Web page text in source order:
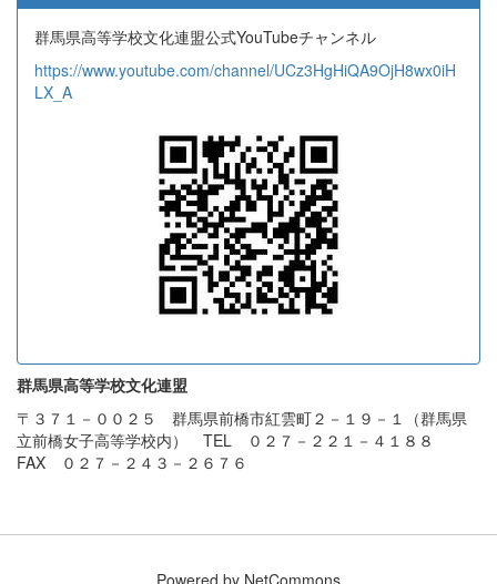
群馬県高等学校文化連盟公式YouTubeチャンネル
https://www.youtube.com/channel/UCz3HgHiQA9OjH8wx0iH
LX_A
群馬県高等学校文化連盟
〒３７１－００２５ 群馬県前橋市紅雲町２－１９－１（群馬県
立前橋女子高等学校内） TEL ０２７－２２１－４１８８
FAX ０２７－２４３－２６７６